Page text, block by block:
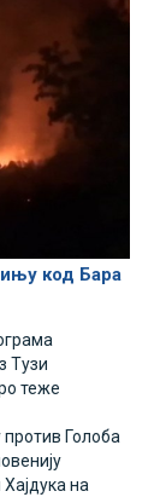
код Бара
Тузи
теже
Голоба
на